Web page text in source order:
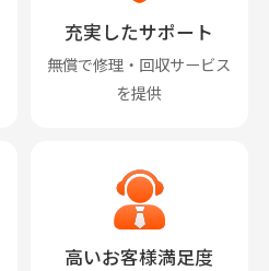
充実したサポート
無償で修理・回収サービス
を提供
高いお客様満足度